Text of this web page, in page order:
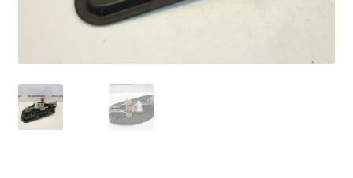
Pagamentos
Procedimento de Reclamação